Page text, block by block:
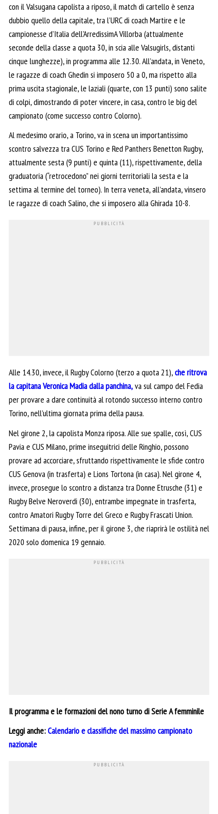
con il Valsugana capolista a riposo, il match di cartello è senza
dubbio quello della capitale, tra l’URC di coach Martire e le
campionesse d’Italia dell’ArredissimA Villorba (attualmente
seconde della classe a quota 30, in scia alle Valsugirls, distanti
cinque lunghezze), in programma alle 12.30. All’andata, in Veneto,
le ragazze di coach Ghedin si imposero 50 a 0, ma rispetto alla
prima uscita stagionale, le laziali (quarte, con 13 punti) sono salite
di colpi, dimostrando di poter vincere, in casa, contro le big del
campionato (come successo contro Colorno).
Al medesimo orario, a Torino, va in scena un importantissimo
scontro salvezza tra CUS Torino e Red Panthers Benetton Rugby,
attualmente sesta (9 punti) e quinta (11), rispettivamente, della
graduatoria (“retrocedono” nei giorni territoriali la sesta e la
settima al termine del torneo). In terra veneta, all’andata, vinsero
le ragazze di coach Salino, che si imposero alla Ghirada 10-8.
Alle 14.30, invece, il Rugby Colorno (terzo a quota 21),che ritrova
la capitana Veronica Madia dalla panchina,va sul campo del Fedia
per provare a dare continuità al rotondo successo interno contro
Torino, nell’ultima giornata prima della pausa.
Nel girone 2, la capolista Monza riposa. Alle sue spalle, così, CUS
Pavia e CUS Milano, prime inseguitrici delle Ringhio, possono
provare ad accorciare, sfruttando rispettivamente le sfide contro
CUS Genova (in trasferta) e Lions Tortona (in casa). Nel girone 4,
invece, prosegue lo scontro a distanza tra Donne Etrusche (31) e
Rugby Belve Neroverdi (30), entrambe impegnate in trasferta,
contro Amatori Rugby Torre del Greco e Rugby Frascati Union.
Settimana di pausa, infine, per il girone 3, che riaprirà le ostilità nel
2020 solo domenica 19 gennaio.
Il programma e le formazioni del nono turno di Serie A femminile
Leggi anche:Calendario e classifiche del massimo campionato
nazionale